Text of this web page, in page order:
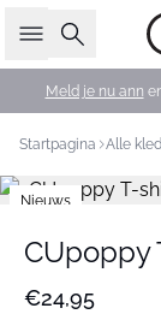
Zoeken
Meld je nu ann
Startpagina Alle
Nieuws
CUpoppy
€24,95